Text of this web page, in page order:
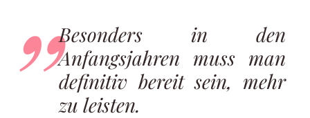
Besonders in den
Anfangsjahren muss man
definitiv bereit sein, mehr
zu leisten.